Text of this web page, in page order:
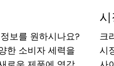
보를 원하시나요?
한 소비자 세력을
크
시